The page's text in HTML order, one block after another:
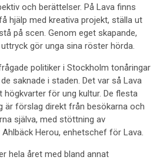
och berättelser. På Lava finns
hjälp med kreativa projekt, ställa ut
på scen. Genom eget skapande,
gör unga sina röster hörda.
politiker i Stockholm tonåringar
saknade i staden. Det var så Lava
högkvarter för ung kultur. De flesta
är förslag direkt från besökarna och
själva, med stöttning av
Herou, enhetschef för Lava.
hela året med bland annat